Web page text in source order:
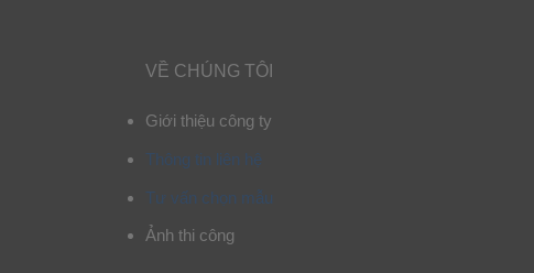
VỀ CHÚNG TÔI
Giới thiệu công ty
Thông tin liên hệ
Tư vấn chọn mẫu
Ảnh thi công